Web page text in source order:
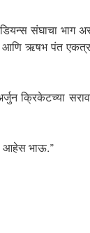
संघाचा
आणि ऋषभ पंत
क्रिकेटच्या
आहेस भाऊ.”